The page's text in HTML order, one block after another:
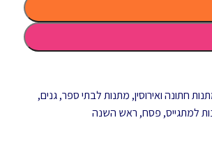
חתונה ואירוסין, מתנות לבתי ספר, גנים,
למתגייס, פסח, ראש השנה